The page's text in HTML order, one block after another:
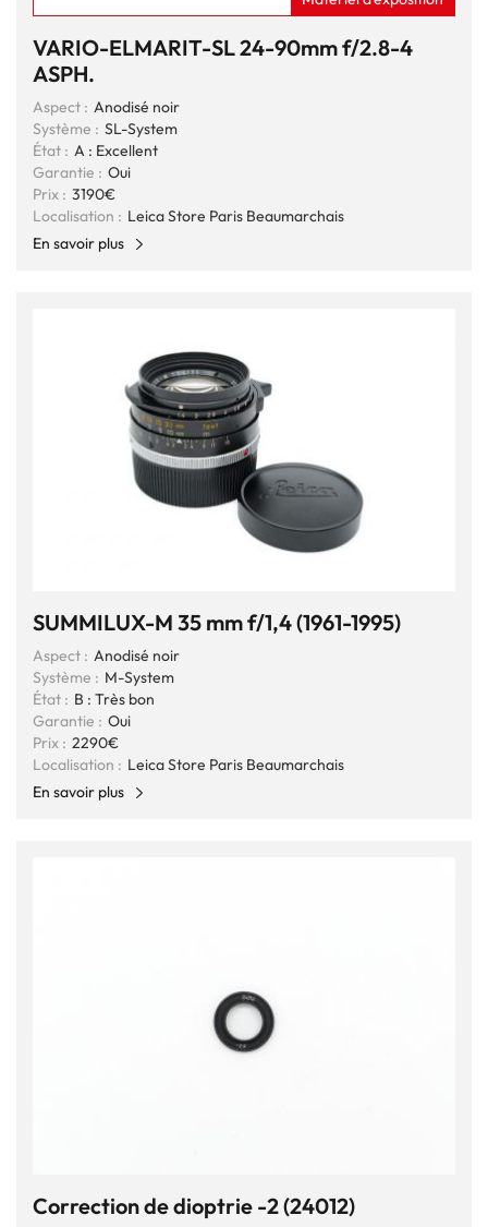
VARIO-ELMARIT-SL 24-90mm f/2.8-4
ASPH.
Aspect : Anodisé noir
Système : SL-System
État : A : Excellent
Garantie : Oui
Prix : 3190€
Localisation : Leica Store Paris Beaumarchais
En savoir plus
SUMMILUX-M 35 mm f/1,4 (1961-1995)
Aspect : Anodisé noir
Système : M-System
État : B : Très bon
Garantie : Oui
Prix : 2290€
Localisation : Leica Store Paris Beaumarchais
En savoir plus
Correction de dioptrie -2 (24012)